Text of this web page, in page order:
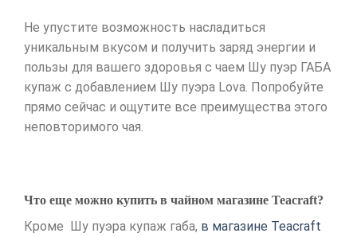
Не упустите возможность насладиться
уникальным вкусом и получить заряд энергии и
пользы для вашего здоровья с чаем Шу пуэр ГАБА
купаж с добавлением Шу пуэра Lova. Попробуйте
прямо сейчас и ощутите все преимущества этого
неповторимого чая.
Что еще можно купить в чайном магазине Teacraft?
Кроме Шу пуэра купаж габа, в магазине Teacraft